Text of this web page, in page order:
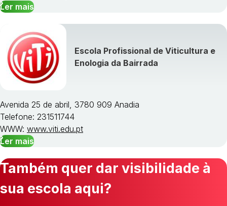
Ler mais
Escola Profissional de Viticultura e
Enologia da Bairrada
Avenida 25 de abril, 3780 909 Anadia
Telefone: 231511744
WWW: www.viti.edu.pt
Ler mais
Também quer dar visibilidade à
sua escola aqui?